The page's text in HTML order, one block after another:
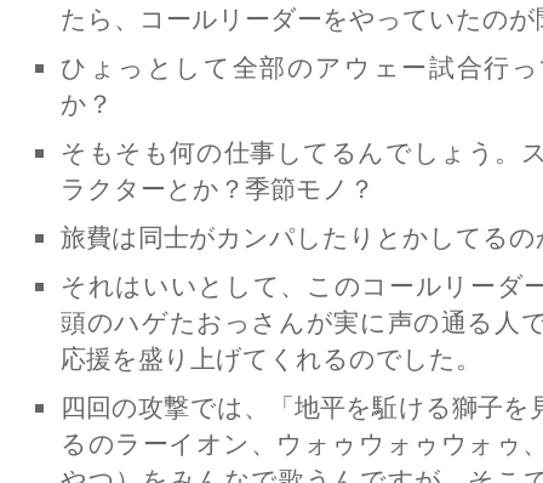
たら、コールリーダーをやっていたの
ひょっとして全部のアウェー試合行
か？
そもそも何の仕事してるんでしょう。
ラクターとか？季節モノ？
旅費は同士がカンパしたりとかしてる
それはいいとして、このコールリーダ
頭のハゲたおっさんが実に声の通る人
応援を盛り上げてくれるのでした。
四回の攻撃では、「地平を駈ける獅子を
るのラーイオン、ウォゥウォゥウォゥ